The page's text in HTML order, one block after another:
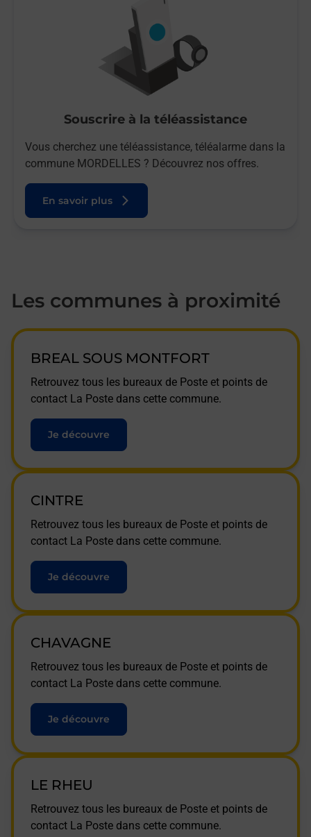
Souscrire à la téléassistance
Vous cherchez une téléassistance, téléalarme dans la
commune MORDELLES ? Découvrez nos offres.
En savoir plus
Les communes à proximité
BREAL SOUS MONTFORT
Retrouvez tous les bureaux de Poste et points de
contact La Poste dans cette commune.
Je découvre
CINTRE
Retrouvez tous les bureaux de Poste et points de
contact La Poste dans cette commune.
Je découvre
CHAVAGNE
Retrouvez tous les bureaux de Poste et points de
contact La Poste dans cette commune.
Je découvre
LE RHEU
Retrouvez tous les bureaux de Poste et points de
contact La Poste dans cette commune.